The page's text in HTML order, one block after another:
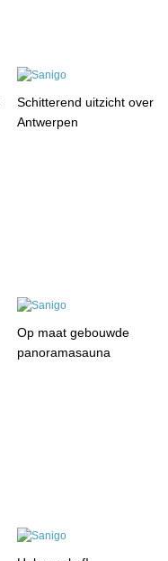
Schitterend uitzicht over
Antwerpen
Op maat gebouwde
panoramasauna